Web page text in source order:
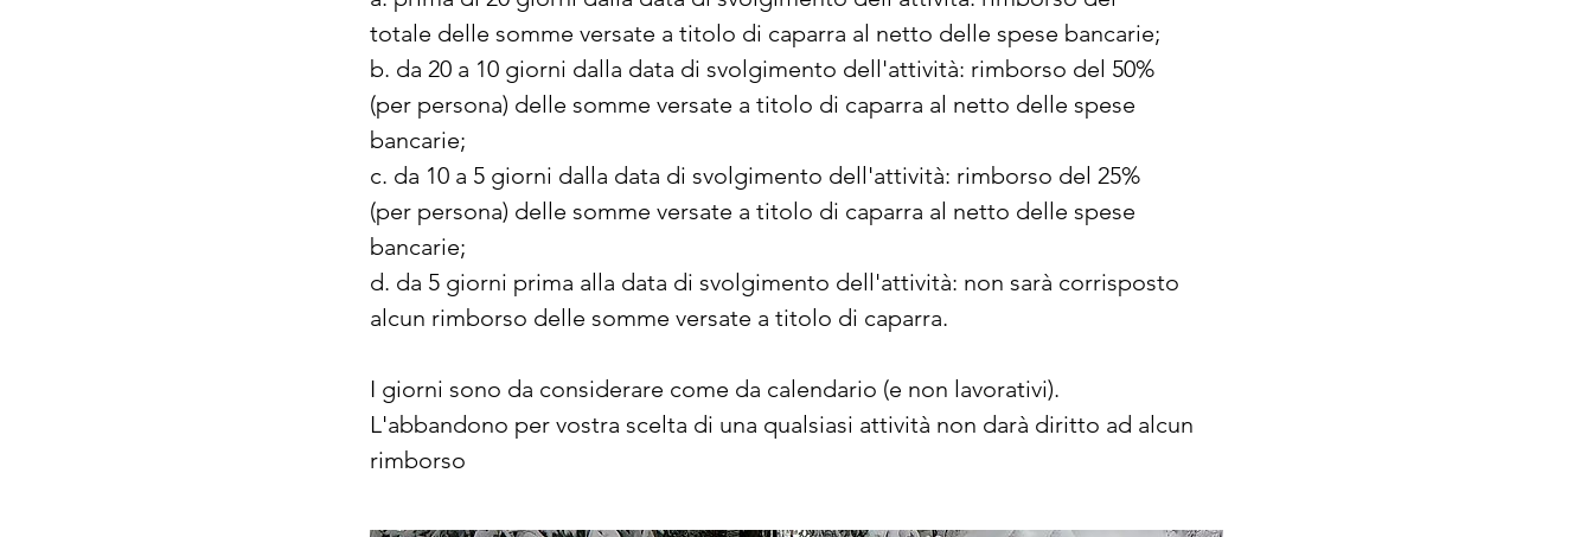
totale delle somme versate a titolo di caparra al netto delle spese bancarie;
b. da 20 a 10 giorni dalla data di svolgimento dell'attività: rimborso del 50%
(per persona) delle somme versate a titolo di caparra al netto delle spese
bancarie;
c. da 10 a 5 giorni dalla data di svolgimento dell'attività: rimborso del 25%
(per persona) delle somme versate a titolo di caparra al netto delle spese
bancarie;
d. da 5 giorni prima alla data di svolgimento dell'attività: non sarà corrisposto
alcun rimborso delle somme versate a titolo di caparra.
I giorni sono da considerare come da calendario (e non lavorativi).
L'abbandono per vostra scelta di una qualsiasi attività non darà diritto ad alcun
rimborso